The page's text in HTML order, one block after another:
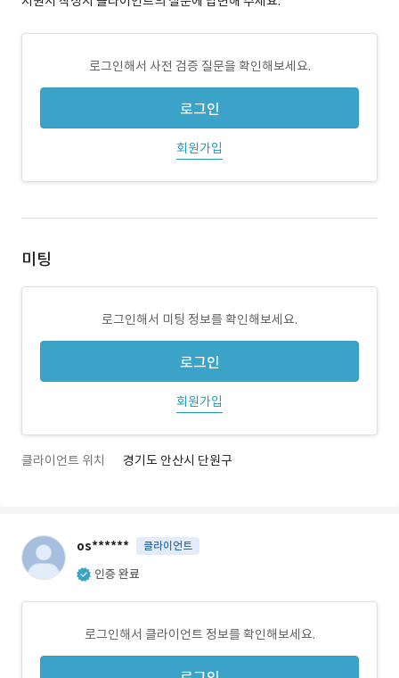
로그인해서 사전 검증 질문을 확인해보세요.
로그인
회원가입
미팅
로그인해서 미팅 정보를 확인해보세요.
로그인
회원가입
클라이언트 위치 경기도 안산시 단원구
os****** 클라이언트
인증 완료
로그인해서 클라이언트 정보를 확인해보세요.